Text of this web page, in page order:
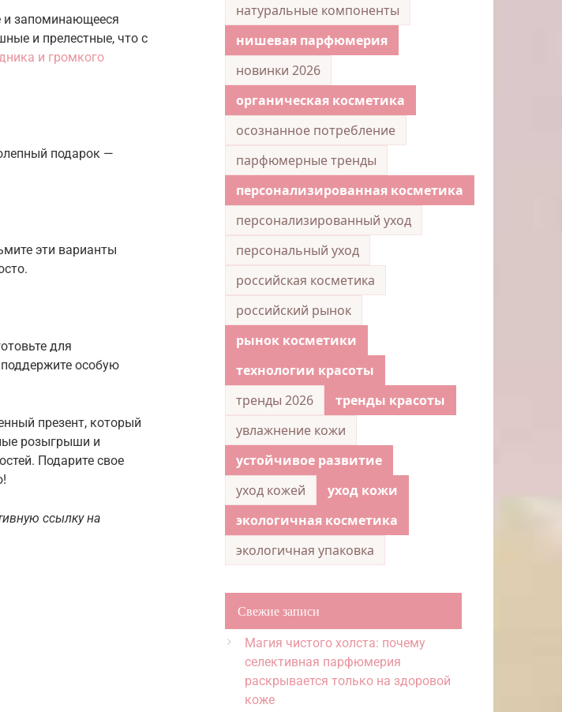
и запоминающееся
и прелестные, что с
и громкого
подарок —
эти варианты
для
особую
презент, который
розыгрыши и
Подарите свое
ссылку на
натуральные компоненты
нишевая парфюмерия
новинки 2026
органическая косметика
осознанное потребление
парфюмерные тренды
персонализированная косметика
персонализированный уход
персональный уход
российская косметика
российский рынок
рынок косметики
технологии красоты
тренды 2026
тренды красоты
увлажнение кожи
устойчивое развитие
уход кожей
уход кожи
экологичная косметика
экологичная упаковка
Свежие записи
Магия чистого холста: почему
селективная парфюмерия
раскрывается только на здоровой
коже